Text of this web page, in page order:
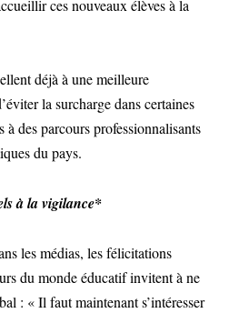
ces nouveaux élèves à la
déjà à une meilleure
la surcharge dans certaines
à des parcours professionnalisants
du pays.
à la vigilance*
les médias, les félicitations
du monde éducatif invitent à ne
: « Il faut maintenant s’intéresser